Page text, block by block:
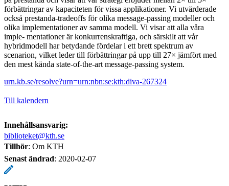
förbättringar av kapaciteten för vissa applikationer. Vi utvärderade
också prestanda-tradeoffs för olika message-passing modeller och
olika implementationer av samma modell. Vi visar att alla våra
imple- mentationer är konkurrenskraftiga, och särskilt att vår
hybridmodell har betydande fördelar i ett brett spektrum av
scenarion, vilket leder till förbättringar på upp till 27× jämfört med
den mest kända state-of-the-art message-passing system.
urn.kb.se/resolve?urn=urn:nbn:se:kth:diva-267324
Till kalendern
Innehållsansvarig:
biblioteket@kth.se
Tillhör: Om KTH
Senast ändrad: 2020-02-07